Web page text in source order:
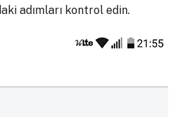
adımları kontrol edin.